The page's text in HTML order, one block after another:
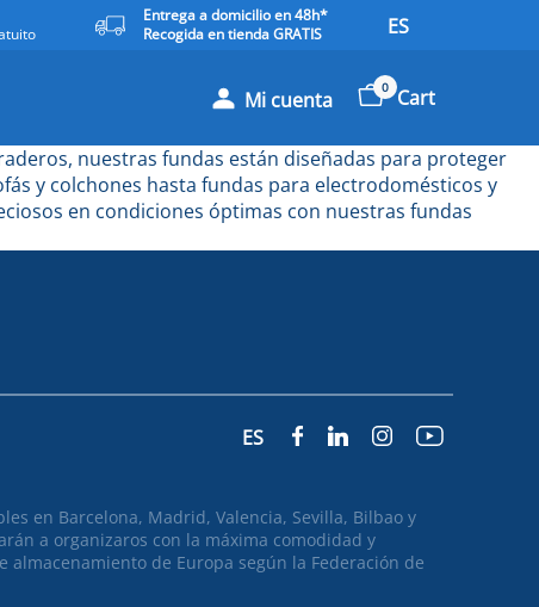
Entrega a domicilio en 48h*
Recogida en tienda GRATIS
ES
Mi cuenta 0 Cart
nuestras fundas están diseñadas para proteger
y colchones hasta fundas para electrodomésticos y
en condiciones óptimas con nuestras fundas
ES
en Barcelona, Madrid, Valencia, Sevilla, Bilbao y
a organizaros con la máxima comodidad y
de Europa según la Federación de